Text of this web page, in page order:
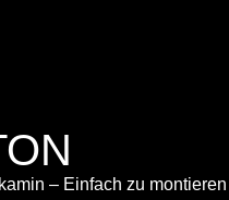
– Einfach zu montieren